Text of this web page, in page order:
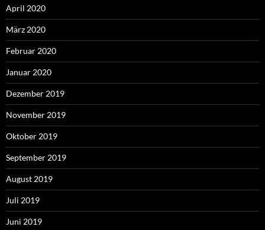
April 2020
März 2020
Februar 2020
Januar 2020
Dezember 2019
November 2019
Oktober 2019
September 2019
August 2019
Juli 2019
Juni 2019